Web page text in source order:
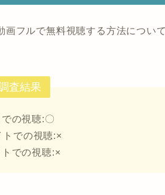
画フルで無料視聴する方法につい
査結果
の視聴:〇
での視聴:×
での視聴:×